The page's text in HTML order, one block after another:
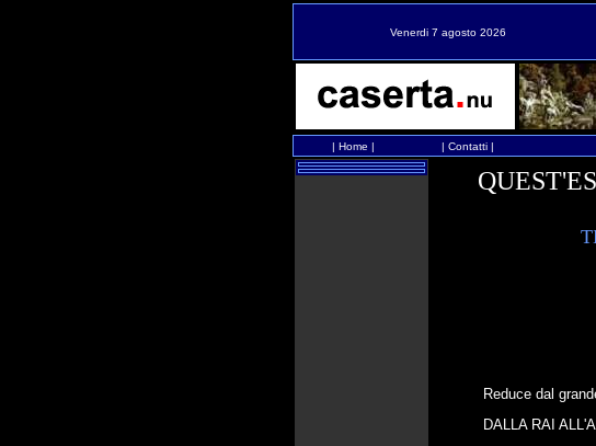
Venerdi 7 agosto 2026
| Home | | Contatti|
Reduce dal
DALLA RAI